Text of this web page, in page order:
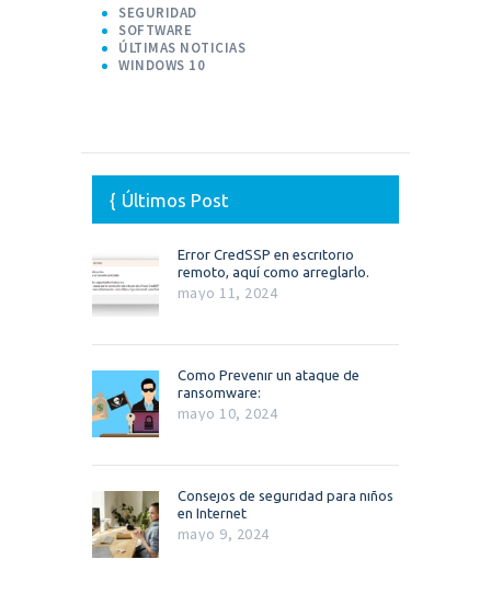
SEGURIDAD
SOFTWARE
ÚLTIMAS NOTICIAS
WINDOWS 10
Últimos Post
Error CredSSP en escritorio
remoto, aquí como arreglarlo.
mayo 11, 2024
Como Prevenir un ataque de
ransomware:
mayo 10, 2024
Consejos de seguridad para niños
en Internet
mayo 9, 2024